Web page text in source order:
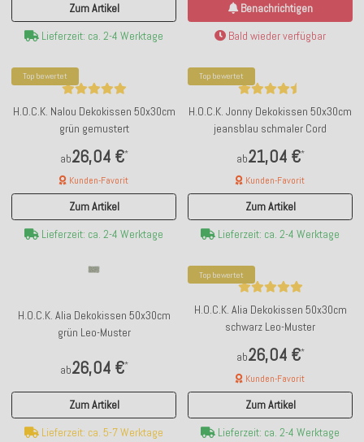
Zum Artikel
Lieferzeit: ca. 2-4 Werktage
Benachrichtigen
Bald wieder verfügbar
Top bewertet
H.O.C.K. Nalou Dekokissen 50x30cm
grün gemustert
ab26,04 €*
Kunden-Favorit
Zum Artikel
Lieferzeit: ca. 2-4 Werktage
Top bewertet
H.O.C.K. Jonny Dekokissen 50x30cm
jeansblau schmaler Cord
ab21,04 €*
Kunden-Favorit
Zum Artikel
Lieferzeit: ca. 2-4 Werktage
H.O.C.K. Alia Dekokissen 50x30cm
grün Leo-Muster
ab26,04 €*
Zum Artikel
Lieferzeit: ca. 5-7 Werktage
Top bewertet
H.O.C.K. Alia Dekokissen 50x30cm
schwarz Leo-Muster
ab26,04 €*
Kunden-Favorit
Zum Artikel
Lieferzeit: ca. 2-4 Werktage